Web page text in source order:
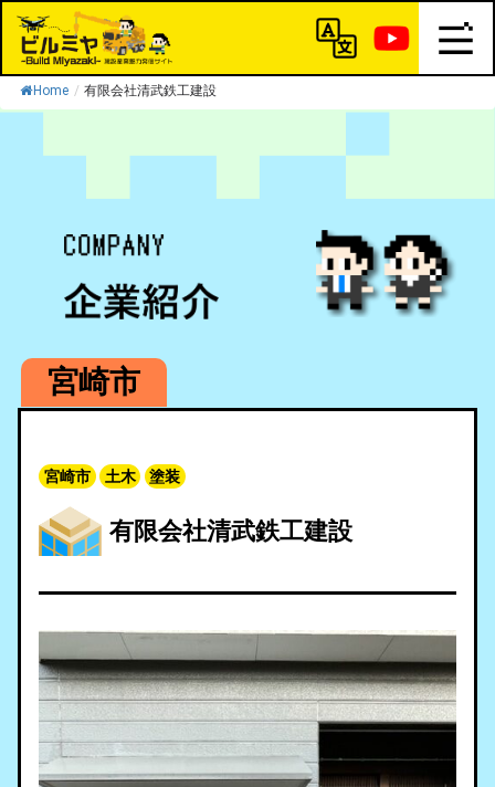
Home / 有限会社清武鉄工建設
宮崎市
宮崎市 土木 塗装
有限会社清武鉄工建設